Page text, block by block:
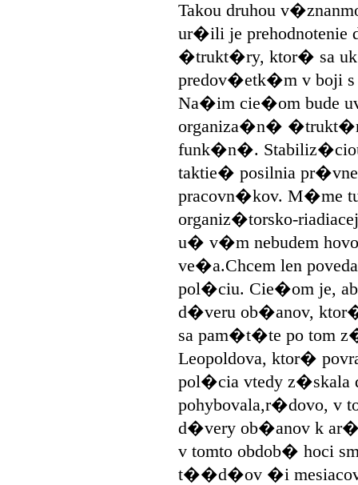
Takou druhou
ur�ili je prehodnotenie
�trukt�ry, ktor� sa
predov�etk�m v boji
Na�im cie�om bude
organiza�n�
funk�n�.
taktie� posilnia
pracovn�kov. M�me
organiz�torsko-
u� v�m nebudem
ve�a.Chcem len
pol�ciu. Cie�om je,
d�veru ob�anov, ktor�
sa pam�t�te po tom
Leopoldova, ktor�
pol�cia vtedy
pohybovala,r�dovo, v
d�very ob�anov k
v tomto obdob� hoci
t��d�ov �i